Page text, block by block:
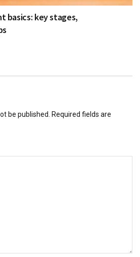
basics: key stages,
be published.
Required fields are